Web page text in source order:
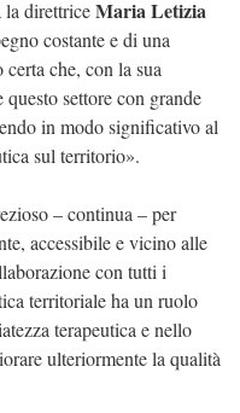
direttriceMaria Letizia
costante e di una
che, con la sua
questo settore con grande
in modo significativo al
sul territorio».
– continua – per
accessibile e vicino alle
con tutti i
territoriale ha un ruolo
terapeutica e nello
ulteriormente la qualità